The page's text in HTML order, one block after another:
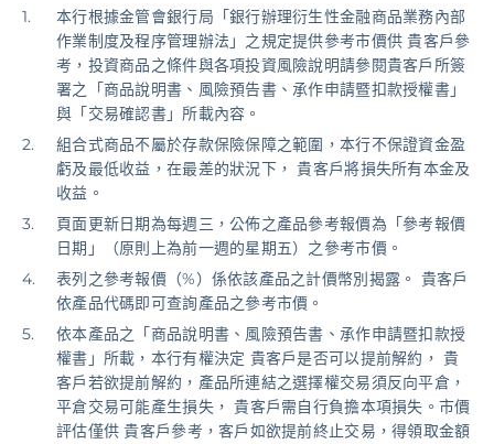
財富管理/信託/保險
數位生活
登入
本行根據金管會銀行局「銀行辦理衍生性金融商品業務內部
作業制度及程序管理辦法」之規定提供參考市價供 貴客戶參
考，投資商品之條件與各項投資風險說明請參閱貴客戶所簽
署之「商品說明書、風險預告書、承作申請暨扣款授權書」
與「交易確認書」所載內容。
組合式商品不屬於存款保險保障之範圍，本行不保證資金盈
虧及最低收益，在最差的狀況下， 貴客戶將損失所有本金及
收益。
頁面更新日期為每週三，公佈之產品參考報價為「參考報價
日期」（原則上為前一週的星期五）之參考市價。
表列之參考報價（%）係依該產品之計價幣別揭露。 貴客戶
依產品代碼即可查詢產品之參考市價。
依本產品之「商品說明書、風險預告書、承作申請暨扣款授
權書」所載，本行有權決定 貴客戶是否可以提前解約， 貴
客戶若欲提前解約，產品所連結之選擇權交易須反向平倉，
平倉交易可能產生損失， 貴客戶需自行負擔本項損失。市價
評估僅供 貴客戶參考，客戶如欲提前終止交易，得領取金額